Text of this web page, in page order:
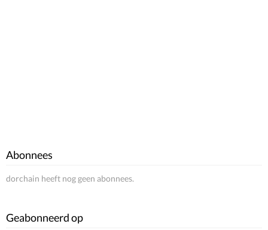
Abonnees
dorchain heeft nog geen abonnees.
Geabonneerd op